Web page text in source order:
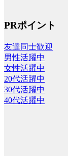
PRポイント
友達同士歓迎
男性活躍中
女性活躍中
20代活躍中
30代活躍中
40代活躍中